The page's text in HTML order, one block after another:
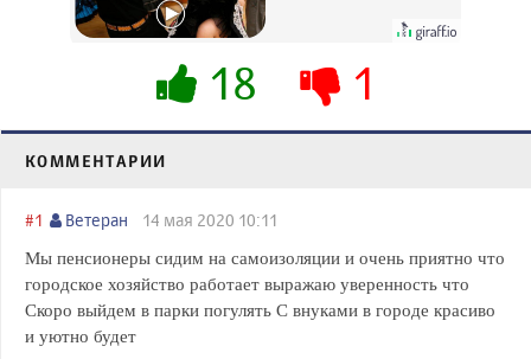
18 1
КОММЕНТАРИИ
#1 Ветеран 14 мая 2020 10:11
Мы пенсионеры сидим на самоизоляции и очень приятно что
городское хозяйство работает выражаю уверенность что
Скоро выйдем в парки погулять С внуками в городе красиво
и уютно будет